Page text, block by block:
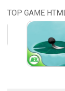
TOP GAME